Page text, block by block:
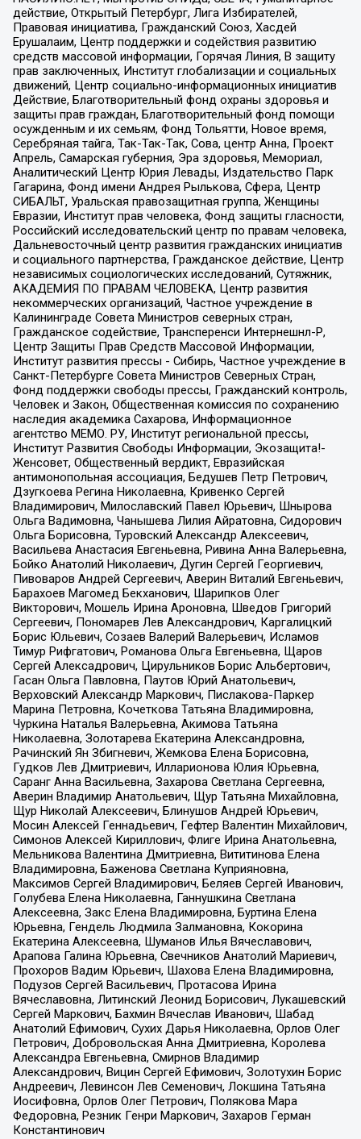
действие, Открытый Петербург, Лига Избирателей,
Правовая инициатива, Гражданский Союз, Хасдей
Ерушалаим, Центр поддержки и содействия развитию
средств массовой информации, Горячая Линия, В защиту
прав заключенных, Институт глобализации и социальных
движений, Центр социально-информационных инициатив
Действие, Благотворительный фонд охраны здоровья и
защиты прав граждан, Благотворительный фонд помощи
осужденным и их семьям, Фонд Тольятти, Новое время,
Серебряная тайга, Так-Так-Так, Сова, центр Анна, Проект
Апрель, Самарская губерния, Эра здоровья, Мемориал,
Аналитический Центр Юрия Левады, Издательство Парк
Гагарина, Фонд имени Андрея Рылькова, Сфера, Центр
СИБАЛЬТ, Уральская правозащитная группа, Женщины
Евразии, Институт прав человека, Фонд защиты гласности,
Российский исследовательский центр по правам человека,
Дальневосточный центр развития гражданских инициатив
и социального партнерства, Гражданское действие, Центр
независимых социологических исследований, Сутяжник,
АКАДЕМИЯ ПО ПРАВАМ ЧЕЛОВЕКА, Центр развития
некоммерческих организаций, Частное учреждение в
Калининграде Совета Министров северных стран,
Гражданское содействие, Трансперенси Интернешнл-Р,
Центр Защиты Прав Средств Массовой Информации,
Институт развития прессы - Сибирь, Частное учреждение в
Санкт-Петербурге Совета Министров Северных Стран,
Фонд поддержки свободы прессы, Гражданский контроль,
Человек и Закон, Общественная комиссия по сохранению
наследия академика Сахарова, Информационное
агентство МЕМО. РУ, Институт региональной прессы,
Институт Развития Свободы Информации, Экозащита!-
Женсовет, Общественный вердикт, Евразийская
антимонопольная ассоциация, Бедушев Петр Петрович,
Дзугкоева Регина Николаевна, Кривенко Сергей
Владимирович, Милославский Павел Юрьевич, Шнырова
Ольга Вадимовна, Чанышева Лилия Айратовна, Сидорович
Ольга Борисовна, Туровский Александр Алексеевич,
Васильева Анастасия Евгеньевна, Ривина Анна Валерьевна,
Бойко Анатолий Николаевич, Дугин Сергей Георгиевич,
Пивоваров Андрей Сергеевич, Аверин Виталий Евгеньевич,
Барахоев Магомед Бекханович, Шарипков Олег
Викторович, Мошель Ирина Ароновна, Шведов Григорий
Сергеевич, Пономарев Лев Александрович, Каргалицкий
Борис Юльевич, Созаев Валерий Валерьевич, Исламов
Тимур Рифгатович, Романова Ольга Евгеньевна, Щаров
Сергей Алексадрович, Цирульников Борис Альбертович,
Гасан Ольга Павловна, Паутов Юрий Анатольевич,
Верховский Александр Маркович, Пислакова-Паркер
Марина Петровна, Кочеткова Татьяна Владимировна,
Чуркина Наталья Валерьевна, Акимова Татьяна
Николаевна, Золотарева Екатерина Александровна,
Рачинский Ян Збигневич, Жемкова Елена Борисовна,
Гудков Лев Дмитриевич, Илларионова Юлия Юрьевна,
Саранг Анна Васильевна, Захарова Светлана Сергеевна,
Аверин Владимир Анатольевич, Щур Татьяна Михайловна,
Щур Николай Алексеевич, Блинушов Андрей Юрьевич,
Мосин Алексей Геннадьевич, Гефтер Валентин Михайлович,
Симонов Алексей Кириллович, Флиге Ирина Анатольевна,
Мельникова Валентина Дмитриевна, Вититинова Елена
Владимировна, Баженова Светлана Куприяновна,
Максимов Сергей Владимирович, Беляев Сергей Иванович,
Голубева Елена Николаевна, Ганнушкина Светлана
Алексеевна, Закс Елена Владимировна, Буртина Елена
Юрьевна, Гендель Людмила Залмановна, Кокорина
Екатерина Алексеевна, Шуманов Илья Вячеславович,
Арапова Галина Юрьевна, Свечников Анатолий Мариевич,
Прохоров Вадим Юрьевич, Шахова Елена Владимировна,
Подузов Сергей Васильевич, Протасова Ирина
Вячеславовна, Литинский Леонид Борисович, Лукашевский
Сергей Маркович, Бахмин Вячеслав Иванович, Шабад
Анатолий Ефимович, Сухих Дарья Николаевна, Орлов Олег
Петрович, Добровольская Анна Дмитриевна, Королева
Александра Евгеньевна, Смирнов Владимир
Александрович, Вицин Сергей Ефимович, Золотухин Борис
Андреевич, Левинсон Лев Семенович, Локшина Татьяна
Иосифовна, Орлов Олег Петрович, Полякова Мара
Федоровна, Резник Генри Маркович, Захаров Герман
Константинович